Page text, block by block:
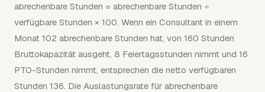
abrechenbare Stunden = abrechenbare Stunden ÷
verfügbare Stunden × 100. Wenn ein Consultant in einem
Monat 102 abrechenbare Stunden hat, von 160 Stunden
Bruttokapazität ausgeht, 8 Feiertagsstunden nimmt und 16
PTO-Stunden nimmt, entsprechen die netto verfügbaren
Stunden 136. Die Auslastungsrate für abrechenbare